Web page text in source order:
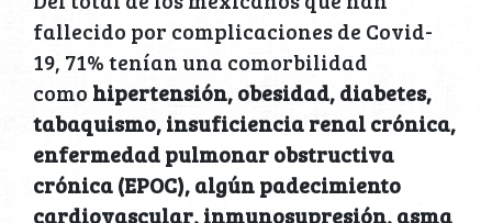
fallecido por complicaciones de Covid-
19, 71% tenían una comorbilidad
como hipertensión, obesidad, diabetes,
tabaquismo, insuficiencia renal crónica,
enfermedad pulmonar obstructiva
crónica (EPOC), algún padecimiento
cardiovascular, inmunosupresión, asma